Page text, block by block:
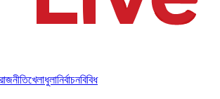
রাজনীতিখেলাধুলানির্বাচনবিবিধ